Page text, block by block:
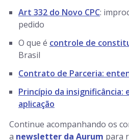
Art 332 do Novo CPC:
pedido
O que é controle de
Brasil
Contrato de Parceria:
Princípio da insignificância:
aplicação
Continue acompanhando os
a newsletter da Aurum para